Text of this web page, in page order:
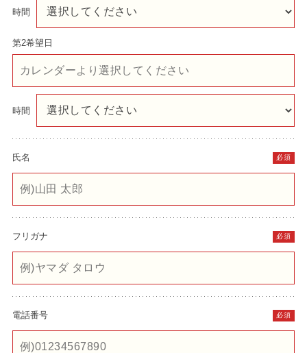
時間
第2希望日
時間
氏名 必須
フリガナ 必須
電話番号 必須